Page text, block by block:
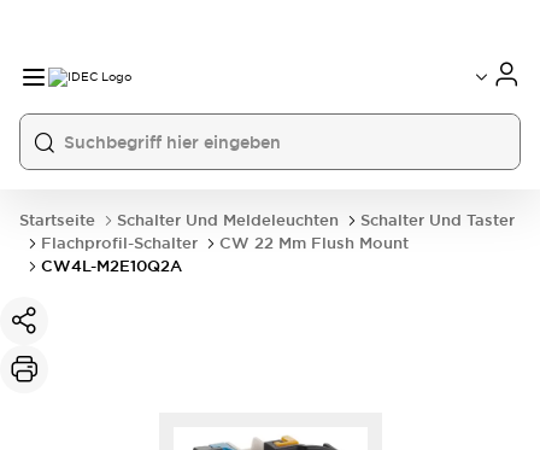
Startseite Schalter Und Meldeleuchten
Schalter Und Taster
Flachprofil-Schalter
CW 22 Mm Flush Mount
CW4L-M2E10Q2A